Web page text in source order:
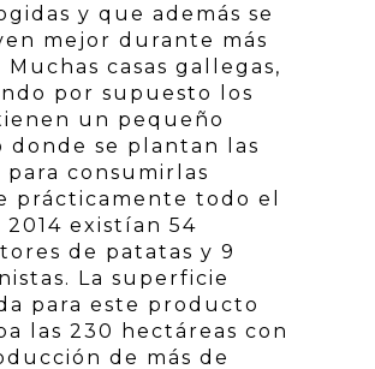
y que además se
mejor durante más
casas gallegas,
por supuesto los
un pequeño
donde se plantan las
para consumirlas
prácticamente todo el
2014 existían 54
de patatas y 9
La superficie
para este producto
las 230 hectáreas con
de más de